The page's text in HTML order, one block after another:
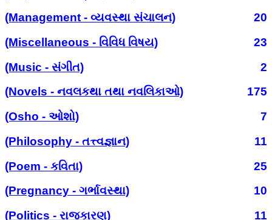
(Management - વ્યવસ્થા સંચાલન)
20
(Miscellaneous - વિવિધ વિષય)
23
(Music - સંગીત)
2
(Novels - નવલકથા તથા નવલિકાઓ)
175
(Osho - ઓશો)
7
(Philosophy - તત્ત્વજ્ઞાન)
11
(Poem - કવિતા)
25
(Pregnancy - ગર્ભાવસ્થા)
10
(Politics - રાજકારણ)
11